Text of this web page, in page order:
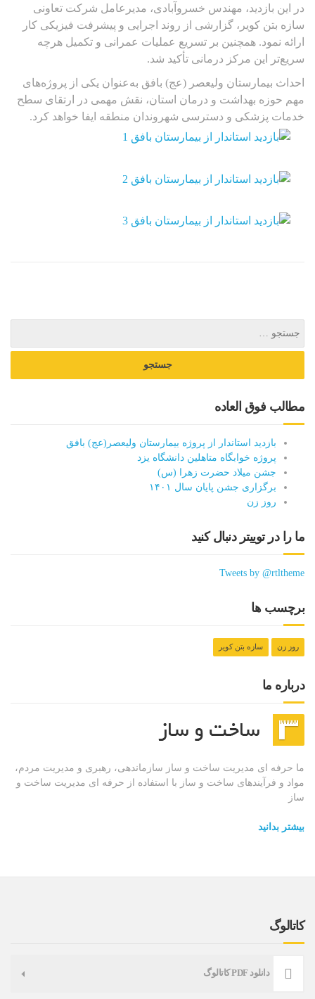
در این بازدید، مهندس خسروآبادی، مدیرعامل شرکت تعاونی
سازه بتن کویر، گزارشی از روند اجرایی و پیشرفت فیزیکی کار
ارائه نمود. همچنین بر تسریع عملیات عمرانی و تکمیل هرچه
سریع‌تر این مرکز درمانی تأکید شد.
احداث بیمارستان ولیعصر (عج) بافق به‌عنوان یکی از پروژه‌های
مهم حوزه بهداشت و درمان استان، نقش مهمی در ارتقای سطح
خدمات پزشکی و دسترسی شهروندان منطقه ایفا خواهد کرد.
مطالب فوق العاده
بازدید استاندار از پروژه بیمارستان ولیعصر(عج) بافق
پروژه خوابگاه متاهلین دانشگاه یزد
جشن میلاد حضرت زهرا (س)
برگزاری جشن پایان سال ۱۴۰۱
روز زن
ما را در توییتر دنبال کنید
Tweets by @rtltheme
برچسب ها
روز زن سازه بتن کویر
درباره ما
ما حرفه ای مدیریت ساخت و ساز سازماندهی، رهبری و مدیریت مردم،
مواد و فرآیندهای ساخت و ساز با استفاده از حرفه ای مدیریت ساخت و
ساز
بیشتر بدانید
کاتالوگ
دانلود PDF کاتالوگ